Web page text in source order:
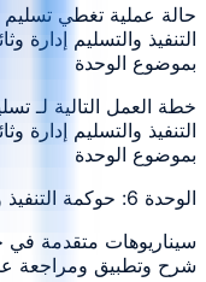
حالة عملية تغطي تسليم
التنفيذ والتسليم
بموضوع الوحدة
خطة العمل التالية لـ
التنفيذ والتسليم
بموضوع الوحدة
الوحدة 6: حوكمة التنفيذ ومتابعة الأداء والتقارير
سيناريوهات متقدمة في
شرح وتطبيق ومراجعة